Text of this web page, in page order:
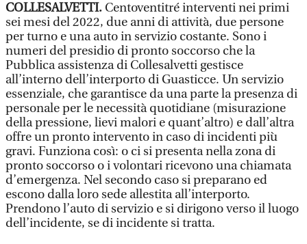
COLLESALVETTI. Centoventitré interventi nei primi
sei mesi del 2022, due anni di attività, due persone
per turno e una auto in servizio costante. Sono i
numeri del presidio di pronto soccorso che la
Pubblica assistenza di Collesalvetti gestisce
all’interno dell’interporto di Guasticce. Un servizio
essenziale, che garantisce da una parte la presenza di
personale per le necessità quotidiane (misurazione
della pressione, lievi malori e quant’altro) e dall’altra
offre un pronto intervento in caso di incidenti più
gravi. Funziona così: o ci si presenta nella zona di
pronto soccorso o i volontari ricevono una chiamata
d’emergenza. Nel secondo caso si preparano ed
escono dalla loro sede allestita all’interporto.
Prendono l’auto di servizio e si dirigono verso il luogo
dell’incidente, se di incidente si tratta.